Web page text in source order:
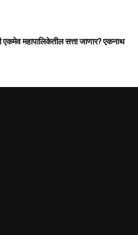
एकमेव महापालिकेतील सत्ता जाणार? एकनाथ